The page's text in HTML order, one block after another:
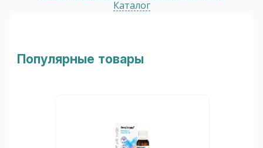
Каталог
Популярные товары